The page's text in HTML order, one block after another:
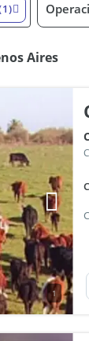
Aires
1